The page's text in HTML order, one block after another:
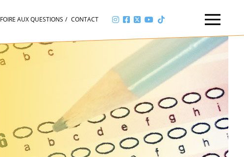
FOIRE AUX QUESTIONS CONTACT